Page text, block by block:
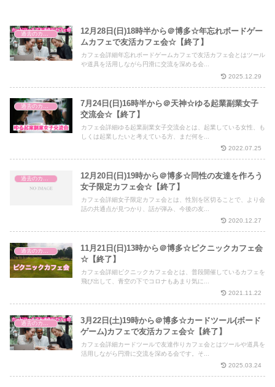
過去のカフェ会
12月28日(日)18時半から＠博多☆年忘れボードゲー
ムカフェで友活カフェ会☆【終了】
カフェ会詳細年忘れボードゲームカフェで友活カフェ会とはツール
や道具を活用しながら円滑に交流を深める会...
2025.12.29
過去のカフェ会
7月24日(日)16時半から＠天神☆ゆる起業副業女子
交流会☆【終了】
カフェ会詳細ゆる起業副業女子交流会とは、起業している女性、も
しくは起業したいと考えている方、まだ何を...
2022.07.25
過去のカフェ会
12月20日(日)19時から＠博多☆同性の友達を作ろう
女子限定カフェ会☆【終了】
カフェ会詳細女子限定カフェ会とは、性別を区切ることで、より会
話の共通点が見つかり、話が弾み、今後の友...
2020.12.27
過去のカフェ会
11月21日(日)13時から＠博多☆ピクニックカフェ会
☆【終了】
カフェ会詳細ピクニックカフェ会とは、普段開催しているカフェを
飛び出して、青空の下でコロナもあまり気に...
2021.11.22
過去のカフェ会
3月22日(土)19時から＠博多☆カードツール(ボード
ゲーム)カフェで友活カフェ会☆【終了】
カフェ会詳細カードツールで友達作りカフェ会とはツールや道具を
活用しながら円滑に交流を深める会です。そ...
2025.03.24